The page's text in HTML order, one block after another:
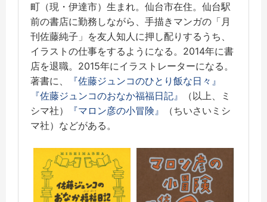
町（現・伊達市）生まれ。仙台市在住。仙台駅
前の書店に勤務しながら、手描きマンガの「月
刊佐藤純子」を友人知人に押し配りするうち、
イラストの仕事をするようになる。2014年に書
店を退職。2015年にイラストレーターになる。
著書に、
『佐藤ジュンコのひとり飯な日々』
『佐藤ジュンコのおなか福福日記』
（以上、ミ
シマ社）
『マロン彦の小冒険』
（ちいさいミシ
マ社）などがある。